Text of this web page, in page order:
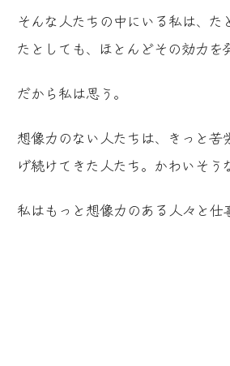
そんな人たちの中にいる私は、た
たとしても、ほとんどその効力を
だから私は思う。
想像力のない人たちは、きっと苦
げ続けてきた人たち。かわいそう
私はもっと想像力のある人々と仕